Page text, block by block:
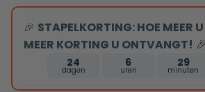
🎉 STAPELKORTING: HOE MEER
MEER KORTING U ONTVANGT! 🎉
24
dagen
6
uren
29
minuten